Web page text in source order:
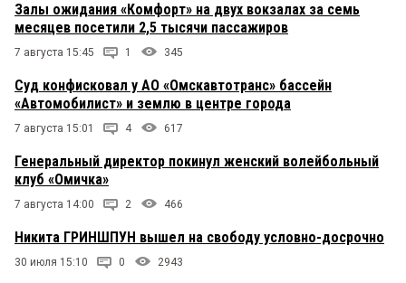
Залы ожидания «Комфорт» на двух вокзалах за семь
месяцев посетили 2,5 тысячи пассажиров
7 августа 15:45 1 345
Суд конфисковал у АО «Омскавтотранс» бассейн
«Автомобилист» и землю в центре города
7 августа 15:01 4 617
Генеральный директор покинул женский волейбольный
клуб «Омичка»
7 августа 14:00 2 466
Никита ГРИНШПУН вышел на свободу условно-досрочно
30 июля 15:10 0 2943